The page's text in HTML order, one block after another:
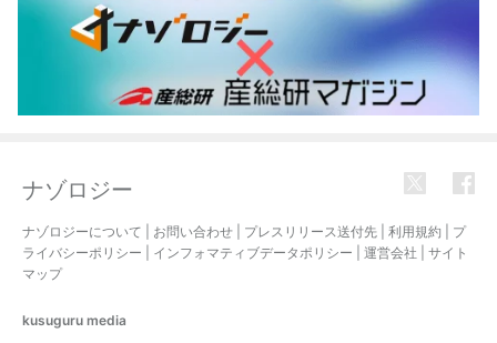
ナゾロジー
ナゾロジーについて お問い合わせ プレスリリース送付先 利用規約
プ
ライバシーポリシー
インフォマティブデータポリシー 運営会社
サイト
マップ
kusuguru media